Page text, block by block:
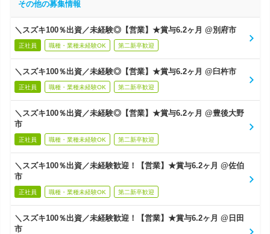
その他の募集情報
＼スズキ100％出資／未経験◎【営業】★賞与6.2ヶ月 @別府市
正社員 職種・業種未経験OK 第二新卒歓迎
＼スズキ100％出資／未経験◎【営業】★賞与6.2ヶ月 @臼杵市
正社員 職種・業種未経験OK 第二新卒歓迎
＼スズキ100％出資／未経験◎【営業】★賞与6.2ヶ月 @豊後大野
市
正社員 職種・業種未経験OK 第二新卒歓迎
＼スズキ100％出資／未経験歓迎！【営業】★賞与6.2ヶ月 @佐伯
市
正社員 職種・業種未経験OK 第二新卒歓迎
＼スズキ100％出資／未経験歓迎！【営業】★賞与6.2ヶ月 @日田
市